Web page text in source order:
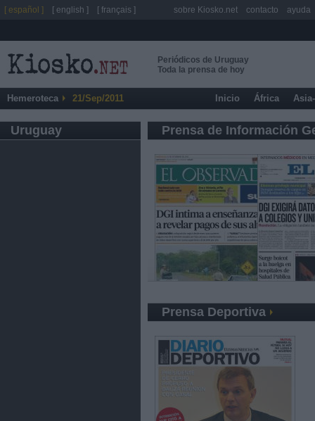
Periódicos de Uruguay
Toda la prensa de hoy
Hemeroteca 21/Sep/2011 Inicio África
Uruguay Prensa de Información
Prensa Deportiva
[ español ] [ english ] [ français ] sobre Kiosko.net contacto ayuda